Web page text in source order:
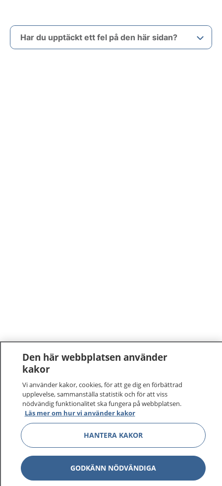
Har du upptäckt ett fel på den här sidan?
Den här webbplatsen använder
kakor
Vi använder kakor, cookies, för att ge dig en förbättrad
upplevelse, sammanställa statistik och för att viss
nödvändig funktionalitet ska fungera på webbplatsen.
Läs mer om hur vi använder kakor
HANTERA KAKOR
GODKÄNN NÖDVÄNDIGA